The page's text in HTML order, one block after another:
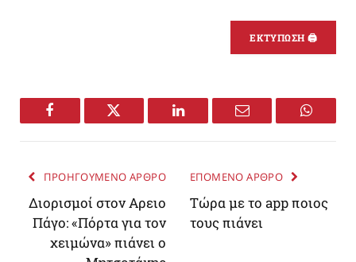
ΕΚΤΥΠΩΣΗ 🖨
Facebook Twitter LinkedIn Email
ΠΡΟΗΓΟΥΜΕΝΟ ΑΡΘΡΟ
Διορισμοί στον Αρειο
Πάγο: «Πόρτα για τον
χειμώνα» πιάνει ο
ΕΠΟΜΕΝΟ ΑΡΘΡΟ
Τώρα με το app ποιος
τους πιάνει